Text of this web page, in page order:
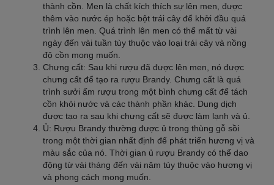
thành cồn. Men là chất kích thích sự lên men, được
thêm vào nước ép hoặc bột trái cây để khởi đầu quá
trình lên men. Quá trình lên men có thể mất từ vài
ngày đến vài tuần tùy thuộc vào loại trái cây và nồng
độ cồn mong muốn.
Chưng cất: Sau khi rượu đã được lên men, nó được
chưng cất để tạo ra rượu Brandy. Chưng cất là quá
trình sưởi ấm rượu trong một bình chưng cất để tách
cồn khỏi nước và các thành phần khác. Dung dịch
được tạo ra sau khi chưng cất sẽ được làm lạnh và ủ.
Ủ: Rượu Brandy thường được ủ trong thùng gỗ sồi
trong một thời gian nhất định để phát triển hương vị và
màu sắc của nó. Thời gian ủ rượu Brandy có thể dao
động từ vài tháng đến vài năm tùy thuộc vào hương vị
và phong cách mong muốn.